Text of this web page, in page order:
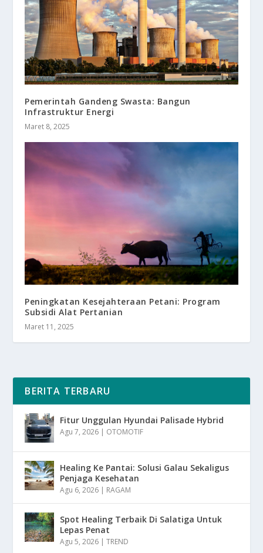
Pemerintah Gandeng Swasta: Bangun
Infrastruktur Energi
Maret 8, 2025
Peningkatan Kesejahteraan Petani: Program
Subsidi Alat Pertanian
Maret 11, 2025
BERITA TERBARU
Fitur Unggulan Hyundai Palisade Hybrid
Agu 7, 2026 | OTOMOTIF
Healing Ke Pantai: Solusi Galau Sekaligus
Penjaga Kesehatan
Agu 6, 2026 | RAGAM
Spot Healing Terbaik Di Salatiga Untuk
Lepas Penat
Agu 5, 2026 |TREND